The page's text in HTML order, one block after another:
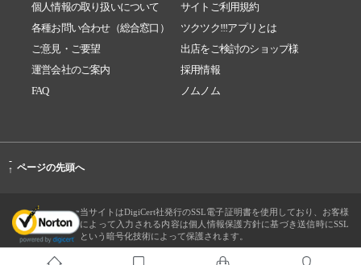
個人情報の取り扱いについて
サイトご利用規約
各種お問い合わせ（総合窓口）
ツクツク!!!アプリとは
ご意見・ご要望
出店をご検討のショップ様
運営会社のご案内
採用情報
FAQ
ノムノム
-
↑ ページの先頭へ
当サイトはDigiCert社発行のSSL電子証明書を使用しており、お客様
によって入力される内容は個人情報保護方針に基づき送信時にSSL
という暗号化技術によって保護されます。